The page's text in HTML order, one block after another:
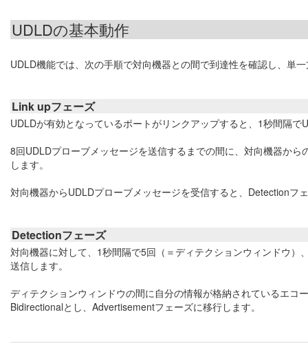
UDLDの基本動作
UDLD機能では、次の手順で対向機器との間で到達性を確認し、単
Link upフェーズ
UDLDが有効となっているポートがリンクアップすると、1秒間隔
8回UDLDプローブメッセージを送信するまでの間に、対向機器か
します。
対向機器からUDLDプローブメッセージを受信すると、Detectionフ
Detectionフェーズ
対向機器に対して、1秒間隔で5回（＝ディテクションウィンドウ
送信します。
ディテクションウィンドウの間に自分の情報が格納されているエ
Bidirectionalとし、Advertisementフェーズに移行します。